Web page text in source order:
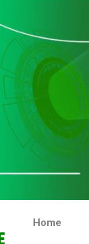
Home